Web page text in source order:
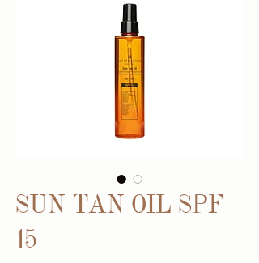
SUN TAN OIL SPF
15